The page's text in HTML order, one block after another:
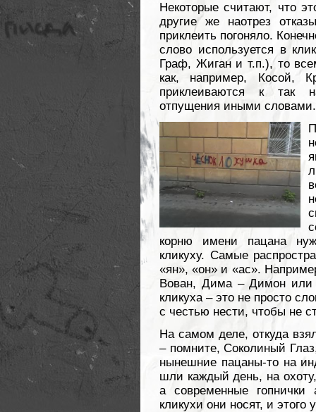
Некоторые считают, что
другие же наотрез
приклеить погоняло.
слово используется в
Граф, Жиган и т.п.), то
как, например, Косой,
приклеиваются к так
отпущения иными словами.
корню имени пацана
кликуху. Самые
«ян», «он» и «ас».
Вован, Дима – Димон или
кликуха – это не просто
с честью нести, чтобы не
На самом деле, откуда
– помните, Соколиный
нынешние пацаны-то на
шли каждый день, на
а современные
кликухи они носят, и этого